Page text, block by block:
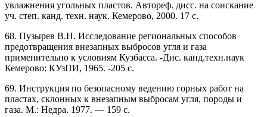
увлажнения угольных пластов. Автореф. дисс. на соискание
уч. степ. канд. техн. наук. Кемерово, 2000. 17 с.
68. Пузырев В.Н. Исследование региональных способов
предотвращения внезапных выбросов угля и газа
применительно к условиям Кузбасса. -Дис. канд.техн.наук
Кемерово: КУзПИ, 1965. -205 с.
69. Инструкция по безопасному ведению горных работ на
пластах, склонных к внезапным выбросам угля, породы и
газа. М.: Недра. 1977. — 159 с.